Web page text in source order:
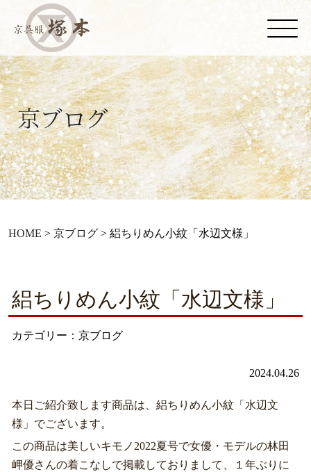
HOME > 京ブログ> 絽ちりめん小紋「水辺文様」
絽ちりめん小紋「水辺文様」
カテゴリー：京ブログ
2024.04.26
本日ご紹介致します商品は、絽ちりめん小紋「水辺文
様」でございます。
この商品は美しいキモノ2022夏号で女優・モデルの林田
岬優さんの着こなしで掲載しておりまして、１年ぶりに